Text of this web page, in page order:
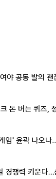
야 공동 발의
돈 버는 퀴즈,
임' 윤곽 나오
경쟁력 키운다